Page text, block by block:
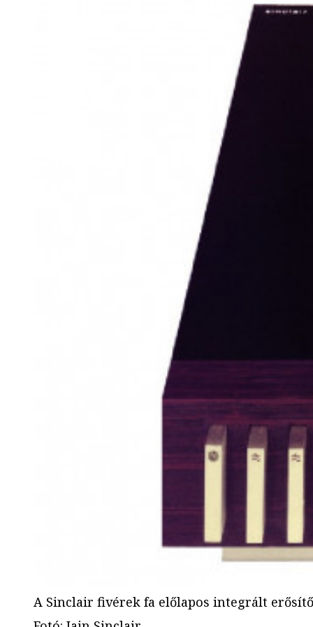
A Sinclair fivérek fa előlapos integrált